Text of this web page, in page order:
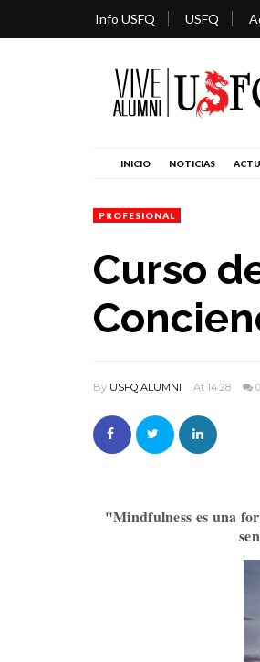
Info USFQ USFQ
INICIO NOTICIAS
PROFESIONAL
Curso
By USFQ ALUMNI At 14:28 0
"Mindfulness es una